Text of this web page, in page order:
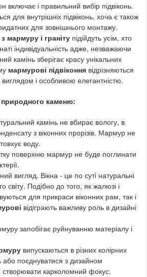
включає і правильний вибір підвіконь.
для внутрішніх підвіконь, хоча є також
для зовнішнього монтажу.
з мармуру і граніту підійдуть усім, хто
індивідуальність адже, незважаючи
камінь зберігає красу унікальних
мармурові підвіконня відрізняються
і особливою елегантністю.
каменю:
камінь не вбирає вологу, в
з віконних прорізів. Мармур не
воду.
поверхню мармур не буде поглинати
вигляд. Вікна - це по суті натуральні
світу. Подібно до того, як жалюзі і
для прикраси віконних рам, так і
відіграють важливу роль в дизайні
запобігає руйнуванню матеріалу і
випускаються в різних колірних
або поєднуватися з дизайном
карколомний фокус.